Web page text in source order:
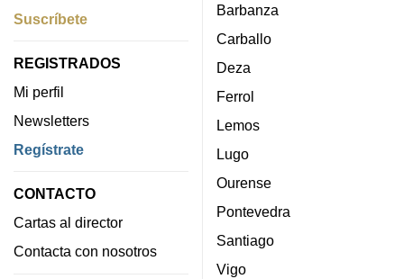
Suscríbete
REGISTRADOS
Mi perfil
Newsletters
Regístrate
CONTACTO
Cartas al director
Contacta con nosotros
Barbanza
Carballo
Deza
Ferrol
Lemos
Lugo
Ourense
Pontevedra
Santiago
Vigo